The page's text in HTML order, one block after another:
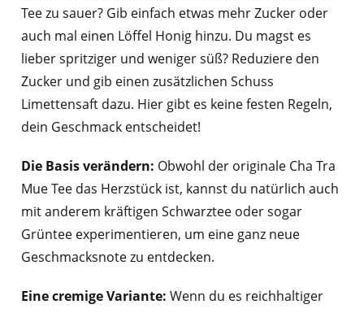
Tee zu sauer? Gib einfach etwas mehr Zucker oder
auch mal einen Löffel Honig hinzu. Du magst es
lieber spritziger und weniger süß? Reduziere den
Zucker und gib einen zusätzlichen Schuss
Limettensaft dazu. Hier gibt es keine festen Regeln,
dein Geschmack entscheidet!
Die Basis verändern: Obwohl der originale Cha Tra
Mue Tee das Herzstück ist, kannst du natürlich auch
mit anderem kräftigen Schwarztee oder sogar
Grüntee experimentieren, um eine ganz neue
Geschmacksnote zu entdecken.
Eine cremige Variante: Wenn du es reichhaltiger